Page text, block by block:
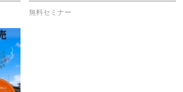
無料セミナー